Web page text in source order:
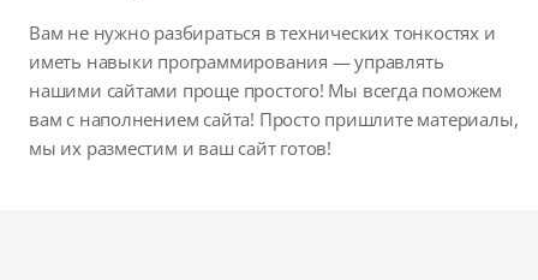
Вам не нужно разбираться в технических тонкостях и
иметь навыки программирования — управлять
нашими сайтами проще простого! Мы всегда поможем
вам с наполнением сайта! Просто пришлите материалы,
мы их разместим и ваш сайт готов!